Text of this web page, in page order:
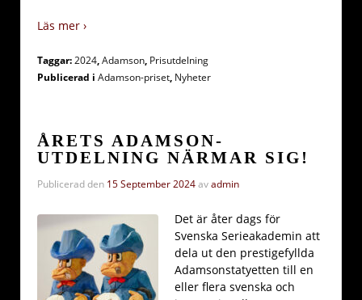
Läs mer ›
Taggar:2024,Adamson, Prisutdelning
Publicerad i Adamson-priset, Nyheter
ÅRETS ADAMSON-
UTDELNING NÄRMAR SIG!
Publicerad den 15 September 2024avadmin
Det är åter dags för
Svenska Serieakademin att
dela ut den prestigefyllda
Adamsonstatyetten till en
eller flera svenska och